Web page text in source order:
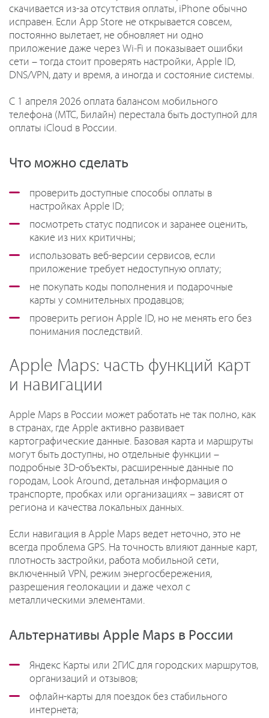
скачивается из-за отсутствия оплаты, iPhone обычно
исправен. Если App Store не открывается совсем,
постоянно вылетает, не обновляет ни одно
приложение даже через Wi‑Fi и показывает ошибки
сети – тогда стоит проверять настройки, Apple ID,
DNS/VPN, дату и время, а иногда и состояние системы.
С 1 апреля 2026 оплата балансом мобильного
телефона (МТС, Билайн) перестала быть доступной для
оплаты iCloud в России.
Что можно сделать
проверить доступные способы оплаты в
настройках Apple ID;
посмотреть статус подписок и заранее оценить,
какие из них критичны;
использовать веб-версии сервисов, если
приложение требует недоступную оплату;
не покупать коды пополнения и подарочные
карты у сомнительных продавцов;
проверить регион Apple ID, но не менять его без
понимания последствий.
Apple Maps: часть функций карт
и навигации
Apple Maps в России может работать не так полно, как
в странах, где Apple активно развивает
картографические данные. Базовая карта и маршруты
могут быть доступны, но отдельные функции –
подробные 3D-объекты, расширенные данные по
городам, Look Around, детальная информация о
транспорте, пробках или организациях – зависят от
региона и качества локальных данных.
Если навигация в Apple Maps ведет неточно, это не
всегда проблема GPS. На точность влияют данные карт,
плотность застройки, работа мобильной сети,
включенный VPN, режим энергосбережения,
разрешения геолокации и даже чехол с
металлическими элементами.
Альтернативы Apple Maps в России
Яндекс Карты или 2ГИС для городских маршрутов,
организаций и отзывов;
офлайн-карты для поездок без стабильного
интернета;